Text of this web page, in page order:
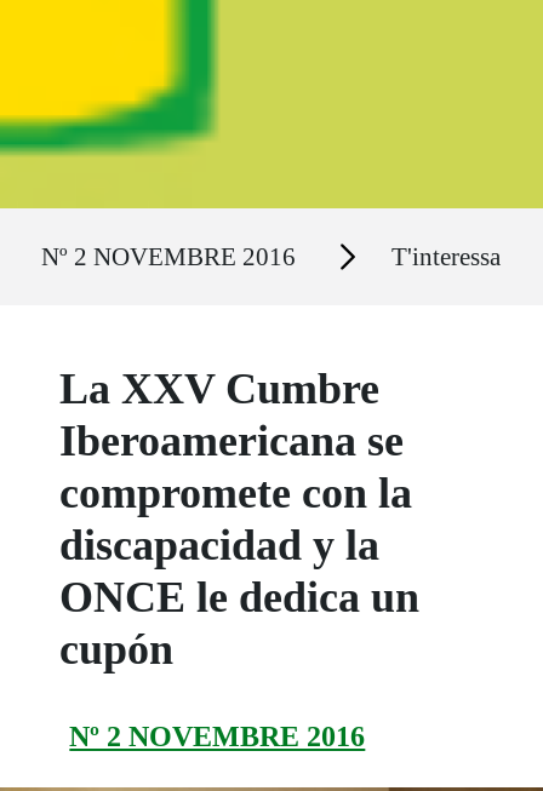
Nº 2 NOVEMBRE 2016 Secciones T'interessa
La XXV Cumbre
Iberoamericana se
compromete con la
discapacidad y la
ONCE le dedica un
cupón
Nº 2 NOVEMBRE 2016